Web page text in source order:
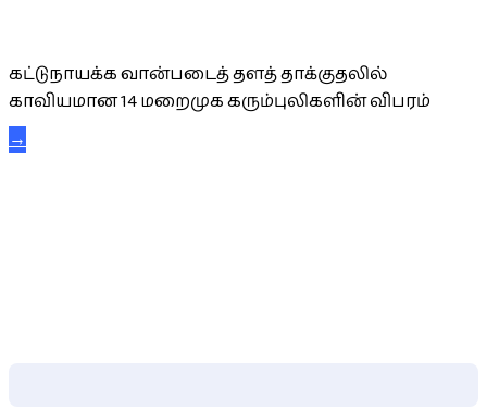
கட்டுநாயக்க வான்படைத் தளத் தாக்குதலில்
காவியமான 14 மறைமுக கரும்புலிகளின் விபரம்
→